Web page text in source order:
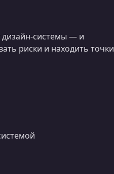
дизайн-системы — и
риски и находить точки